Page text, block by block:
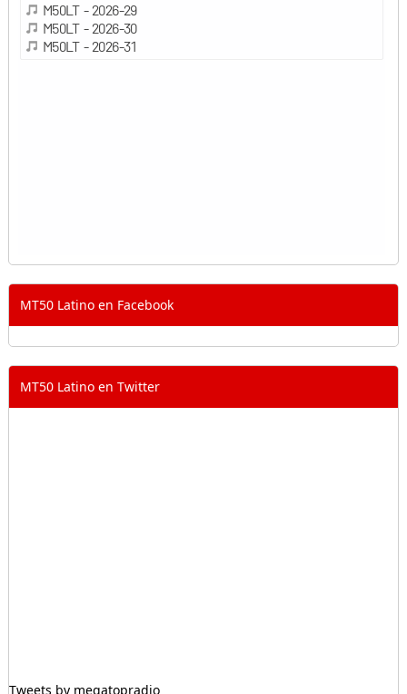
MT50 Latino en Facebook
MT50 Latino en Twitter
Tweets by megatopradio